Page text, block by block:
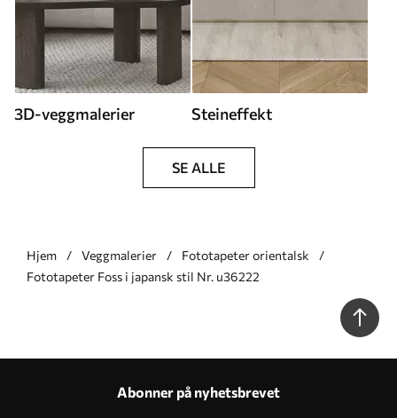
3D-veggmalerier Steineffekt
SE ALLE
Hjem Veggmalerier
Fototapeter orientalsk
Fototapeter Foss i japansk stil Nr. u36222
Abonner på nyhetsbrevet